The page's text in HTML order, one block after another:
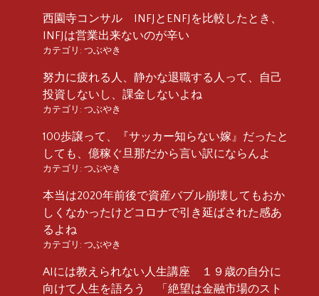
西園寺コンサル INFJとENFJを比較したとき、
INFJは営業出来ないのが辛い
カテゴリ: つぶやき
努力に疲れる人、静かな退職する人って、自己
投資しないし、課金しないよね
カテゴリ: つぶやき
100歩譲って、『サッカー知らない嫁』だったと
しても、億稼ぐ旦那だから言い訳にならんよ
カテゴリ: つぶやき
本当は2020年前後で資産バブル崩壊してもおか
しくなかったけどコロナで引き延ばされた感あ
るよね
カテゴリ: つぶやき
AIには教えられない人生講座 １９歳の自分に
向けて人生を語ろう 「絶望は金融市場のスト